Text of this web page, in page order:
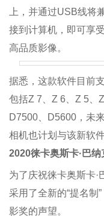
上，并通过USB线将
接到计算机，即可享
高品质影像。
据悉，这款软件目前
包括Z 7、Z 6、Z 5、
D7500、D5600，未
相机也计划与该新软件
2020徕卡奥斯卡·巴
为了庆祝徕卡奥斯卡·
采用了全新的“提名制
影奖的声望。